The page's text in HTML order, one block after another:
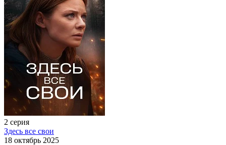
2 серия
Здесь все свои
18 октябрь 2025